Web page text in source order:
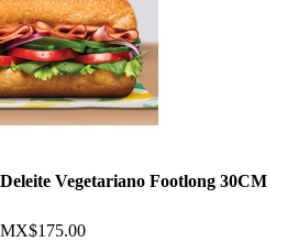
Deleite Vegetariano Footlong 30CM
MX$175.00